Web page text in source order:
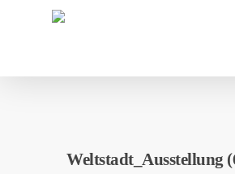
Weltstadt_Ausstellung